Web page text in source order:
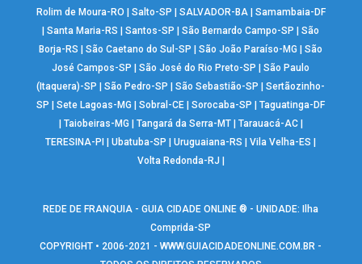
Rolim de Moura-RO | Salto-SP | SALVADOR-BA| Samambaia-DF
|Santa Maria-RS |Santos-SP |São Bernardo Campo-SP |São
Borja-RS |São Caetano do Sul-SP |São João Paraíso-MG |São
José Campos-SP |São José do Rio Preto-SP |São Paulo
(Itaquera)-SP |São Pedro-SP |São Sebastião-SP |Sertãozinho-
SP |Sete Lagoas-MG |Sobral-CE |Sorocaba-SP |Taguatinga-DF
| Taiobeiras-MG | Tangará da Serra-MT| Tarauacá-AC|
TERESINA-PI |Ubatuba-SP |Uruguaiana-RS |Vila Velha-ES |
Volta Redonda-RJ |
REDE DE FRANQUIA - GUIA CIDADE ONLINE ® - UNIDADE: Ilha
Comprida-SP
COPYRIGHT • 2006-2021 -WWW.GUIACIDADEONLINE.COM.BR -